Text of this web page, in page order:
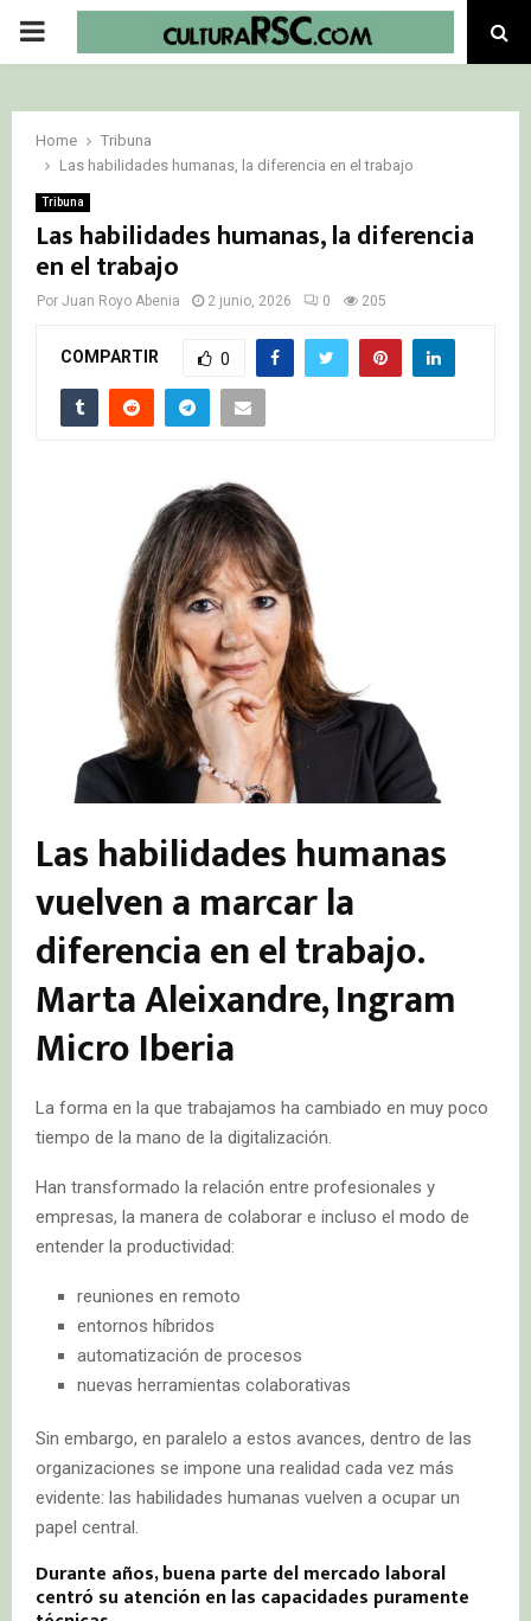
PRIMARY
Home
Tribuna
Las habilidades humanas, la diferencia en el trabajo
Tribuna
Las habilidades humanas, la diferencia
en el trabajo
Por Juan Royo Abenia 2 junio, 2026 0 205
COMPARTIR 0
Las habilidades humanas
vuelven a marcar la
diferencia en el trabajo.
Marta Aleixandre, Ingram
Micro Iberia
La forma en la que trabajamos ha cambiado en muy poco
tiempo de la mano de la digitalización.
Han transformado la relación entre profesionales y
empresas, la manera de colaborar e incluso el modo de
entender la productividad:
reuniones en remoto
entornos híbridos
automatización de procesos
nuevas herramientas colaborativas
Sin embargo, en paralelo a estos avances, dentro de las
organizaciones se impone una realidad cada vez más
evidente: las habilidades humanas vuelven a ocupar un
papel central.
Durante años, buena parte del mercado laboral
centró su atención en las capacidades puramente